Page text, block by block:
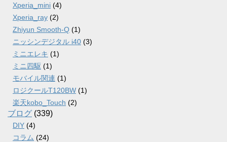
Xperia_mini (4)
Xperia_ray (2)
Zhiyun Smooth-Q (1)
ニッシンデジタル i40 (3)
ミニエレキ (1)
ミニ四駆 (1)
モバイル関連 (1)
ロジクールT120BW (1)
楽天kobo_Touch (2)
ブログ (339)
DIY (4)
コラム (24)